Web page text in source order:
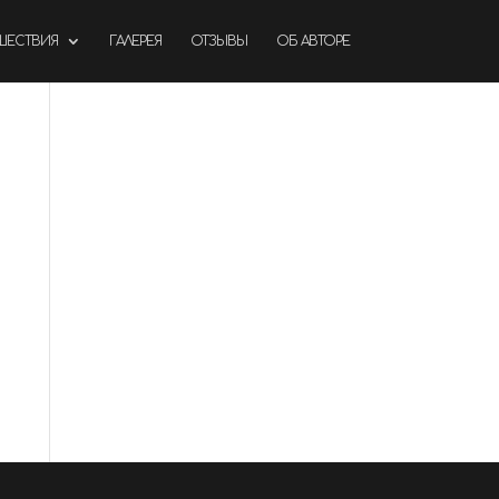
ГАЛЕРЕЯ ОТЗЫВЫ ОБ АВТОРЕ